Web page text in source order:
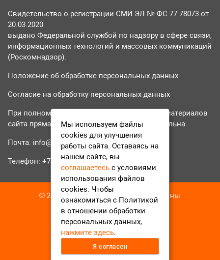
Свидетельство о регистрации СМИ ЭЛ № ФС 77-78073 от
20.03.2020
выдано Федеральной службой по надзору в сфере связи,
информационных технологий и массовых коммуникаций
(Роскомнадзор).
Положение об обработке персональных данных
Согласие на обработку персональных данных
При полном или частичном использовании материалов
сайта прямая гиперссылка на tvr24.tv обязательна.
Почта: info@tvr24.tv
Телефон: +7 (496) 551-04-95
© 2016-2023 ТВР24 Все права защищены
Мы используем файлы
cookies для улучшения
работы сайта. Оставаясь на
нашем сайте, вы
соглашаетесь с условиями
использования файлов
cookies. Чтобы
ознакомиться с Политикой
в отношении обработки
персональных данных,
нажмите здесь.
Я согласен